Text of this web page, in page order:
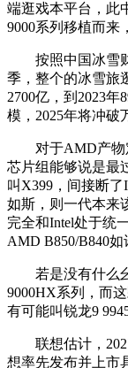
端逛戏本平台，此
9000系列移植而来
按照中国冰雪财
季，整个的冰雪旅
2700亿，到2023年
模，2025年将冲破
对于AMD产物定
芯片组能够说是最
叫X399，间接断
如斯，则一代本来
完全和Intel处于统
AMD B850/B840如
若是没有什么幺
9000HX系列，而
有可能叫锐龙9
联想估计，2027
想率先发布并上市